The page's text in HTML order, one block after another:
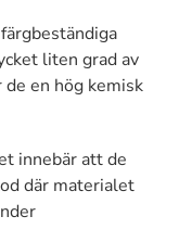
liten grad av
en hög kemisk
innebär att de
där materialet